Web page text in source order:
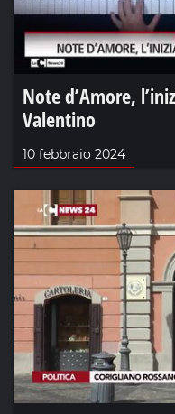
Note d’Amore,
Valentino
10 febbraio 2024